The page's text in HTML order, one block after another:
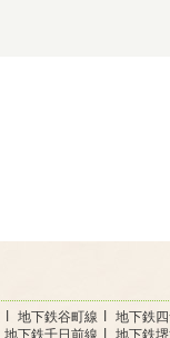
地下鉄谷町線
地下鉄
地下鉄千日前線 地下鉄